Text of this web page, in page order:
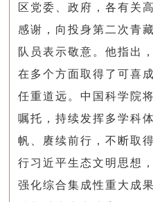
区党委、政府，各有关
感谢，向投身第二次青
队员表示敬意。他指出，
在多个方面取得了可喜
任重道远。 中国科学院将
嘱托，持续发挥多学科
帆、赓续前行，不断取
行习近平生态文明思想
强化综合集成性重大成